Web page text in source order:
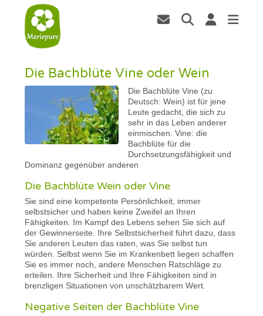
Die Bachblüte Vine oder Wein
Die Bachblüte Vine (zu
Deutsch: Wein) ist für jene
Leute gedacht, die sich zu
sehr in das Leben anderer
einmischen. Vine: die
Bachblüte für die
Durchsetzungsfähigkeit und
Dominanz gegenüber anderen
Die Bachblüte Wein oder Vine
Sie sind eine kompetente Persönlichkeit, immer
selbstsicher und haben keine Zweifel an Ihren
Fähigkeiten. Im Kampf des Lebens sehen Sie sich auf
der Gewinnerseite. Ihre Selbstsicherheit führt dazu, dass
Sie anderen Leuten das raten, was Sie selbst tun
würden. Selbst wenn Sie im Krankenbett liegen schaffen
Sie es immer noch, andere Menschen Ratschläge zu
erteilen. Ihre Sicherheit und Ihre Fähigkeiten sind in
brenzligen Situationen von unschätzbarem Wert.
Negative Seiten der Bachblüte Vine